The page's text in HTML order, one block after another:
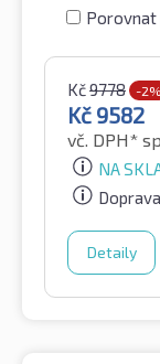
Porovnat
Kč9778 -2%
Kč 9582
vč. DPH*
NA
Detaily